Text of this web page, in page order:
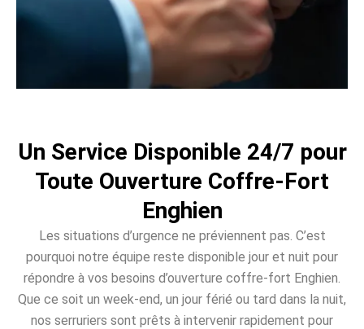
Un Service Disponible 24/7 pour
Toute Ouverture Coffre-Fort
Enghien
Les situations d’urgence ne préviennent pas. C’est
pourquoi notre équipe reste disponible jour et nuit pour
répondre à vos besoins d’ouverture coffre-fort Enghien.
Que ce soit un week-end, un jour férié ou tard dans la nuit,
nos serruriers sont prêts à intervenir rapidement pour